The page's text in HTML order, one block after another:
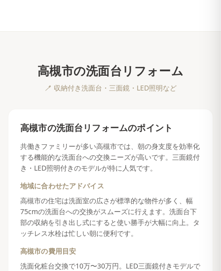
高槻市の洗面台リフォーム
🪥 収納付き洗面台・三面鏡・LED照明など
高槻市の洗面台リフォームのポイント
共働きファミリーが多い高槻市では、朝の身支度を効率化
する機能的な洗面台への交換ニーズが高いです。三面鏡付
き・LED照明付きのモデルが特に人気です。
地域に合わせたアドバイス
高槻市の住宅は洗面室の広さが標準的な物件が多く、幅
75cmの洗面台への交換がスムーズに行えます。洗面台下
部の収納を引き出し式にすると使い勝手が大幅に向上。タ
ッチレス水栓は忙しい朝に便利です。
高槻市の費用目安
洗面化粧台交換で10万〜30万円。LED三面鏡付きモデルで